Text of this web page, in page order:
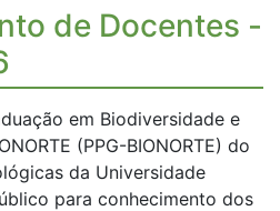
de Docentes -
em Biodiversidade e
(PPG-BIONORTE) do
da Universidade
para conhecimento dos